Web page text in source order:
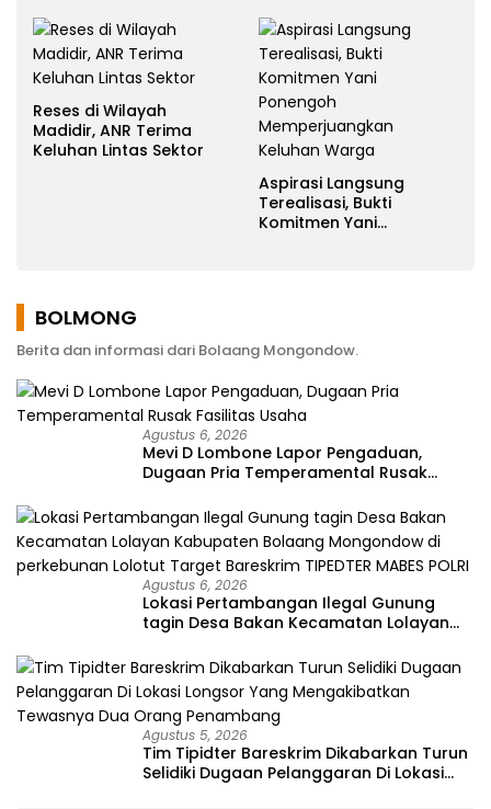
Reses di Wilayah
Madidir, ANR Terima
Keluhan Lintas Sektor
Aspirasi Langsung
Terealisasi, Bukti
Komitmen Yani
BOLMONG
Berita dan informasi dari Bolaang Mongondow.
Agustus 6, 2026
Mevi D Lombone Lapor Pengaduan,
Dugaan Pria Temperamental Rusak
Agustus 6, 2026
Lokasi Pertambangan Ilegal Gunung
tagin Desa Bakan Kecamatan Lolayan
perkebunan Lolotut Target Bareskrim
TIPEDTER MABES POLRI
Agustus 5, 2026
Tim Tipidter Bareskrim Dikabarkan Turun
Selidiki Dugaan Pelanggaran Di Lokasi